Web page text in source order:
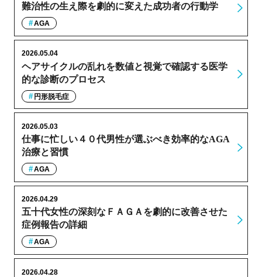
難治性の生え際を劇的に変えた成功者の行動学
AGA
ヘアサイクルの乱れを数値と視覚で確認する医学
的な診断のプロセス
2026.05.04
円形脱毛症
仕事に忙しい４０代男性が選ぶべき効率的なAGA
治療と習慣
2026.05.03
AGA
五十代女性の深刻なＦＡＧＡを劇的に改善させた
症例報告の詳細
2026.04.29
AGA
2026.04.28